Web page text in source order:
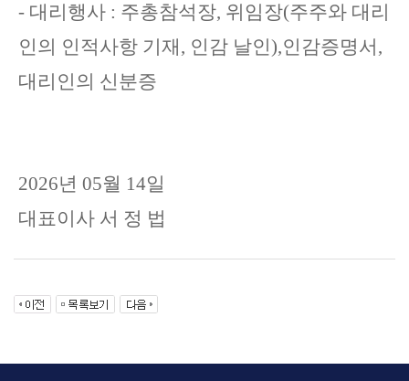
- 대리행사 : 주총참석장, 위임장(주주와 대리
인의 인적사항 기재, 인감 날인),인감증명서,
대리인의 신분증
2026년 05월 14일
대표이사 서 정 법